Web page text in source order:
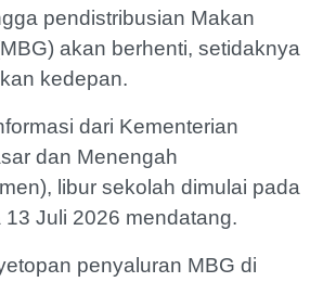
pendistribusian Makan
akan berhenti, setidaknya
kedepan.
dari Kementerian
dan Menengah
libur sekolah dimulai pada
Juli 2026 mendatang.
penyaluran MBG di